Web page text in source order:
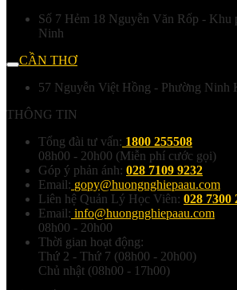
Số 7 Hẻm 18 Nguyễn Văn Rốp - Khu
Ninh
CẦN THƠ
57 Nguyễn Việt Hồng - Phường Ninh
THÔNG TIN
Tổng đài tư vấn: 1800 255508
08h00 - 20h00 (Miễn phí cước gọi)
Góp ý phản ánh: 028 7109 9232
Email: gopy@huongnghiepaau.com
Liên hệ Quản Lý Học Viên: 028 7300
Email: info@huongnghiepaau.com
08h00 - 20h00
Thời gian hoạt động:
Thứ 2 - Thứ 7 (08h00 - 20h00)
Chủ nhật (08h00 - 17h00)